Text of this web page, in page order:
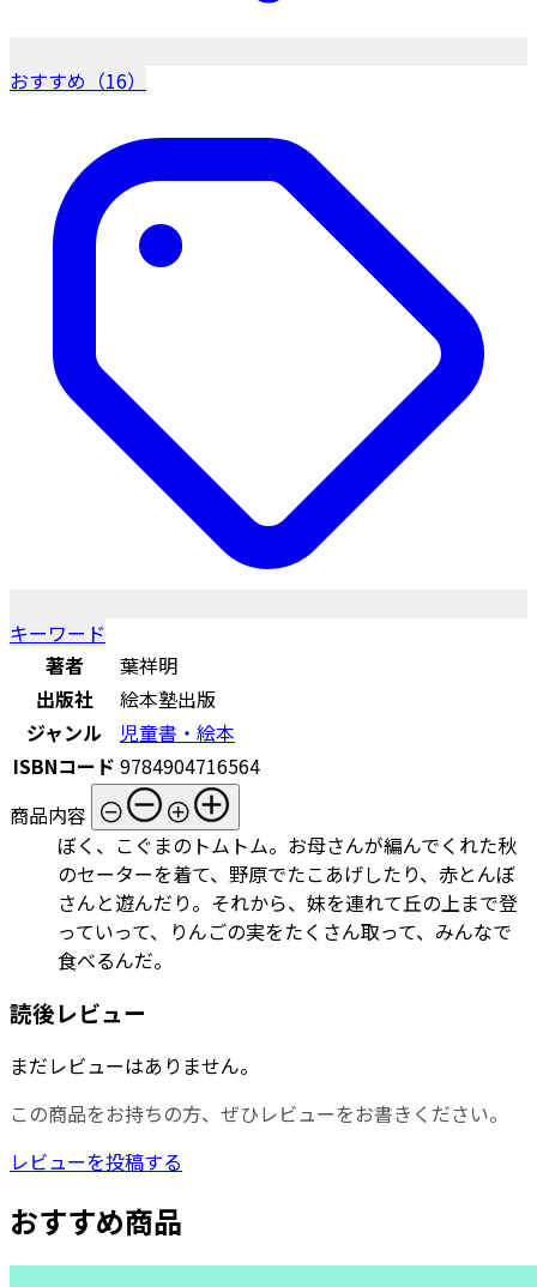
おすすめ（16）
キーワード
著者
葉祥明
出版社
絵本塾出版
ジャンル
児童書・絵本
ISBNコード 9784904716564
商品内容
ぼく、こぐまのトムトム。お母さんが編んでくれた秋
のセーターを着て、野原でたこあげしたり、赤とんぼ
さんと遊んだり。それから、妹を連れて丘の上まで登
っていって、りんごの実をたくさん取って、みんなで
食べるんだ。
読後レビュー
まだレビューはありません。
この商品をお持ちの方、ぜひレビューをお書きください。
レビューを投稿する
おすすめ商品